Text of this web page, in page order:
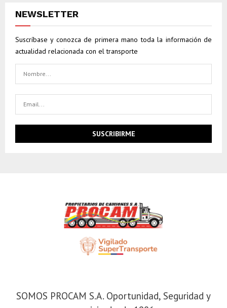
NEWSLETTER
Suscríbase y conozca de primera mano toda la información de
actualidad relacionada con el transporte
SOMOS PROCAM S.A. Oportunidad, Seguridad y